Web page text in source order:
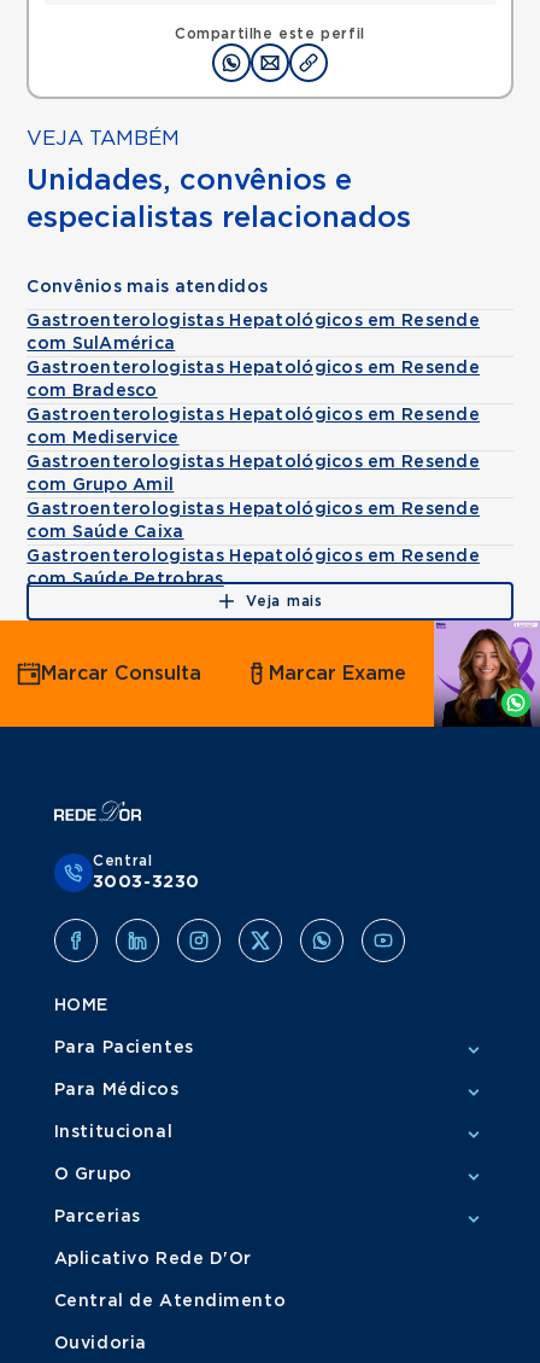
Compartilhe este perfil
VEJA TAMBÉM
Unidades, convênios e
especialistas relacionados
Convênios mais atendidos
Gastroenterologistas Hepatológicos em Resende
com SulAmérica
Gastroenterologistas Hepatológicos em Resende
com Bradesco
Gastroenterologistas Hepatológicos em Resende
com Mediservice
Gastroenterologistas Hepatológicos em Resende
com Grupo Amil
Gastroenterologistas Hepatológicos em Resende
com Saúde Caixa
Gastroenterologistas Hepatológicos em Resende
com Saúde Petrobras
Veja mais
Agende
por
Whatsapp
Marcar Consulta Marcar Exame
Central
3003-3230
HOME
Para Pacientes
Para Médicos
Institucional
O Grupo
Parcerias
Aplicativo Rede D'Or
Central de Atendimento
Ouvidoria